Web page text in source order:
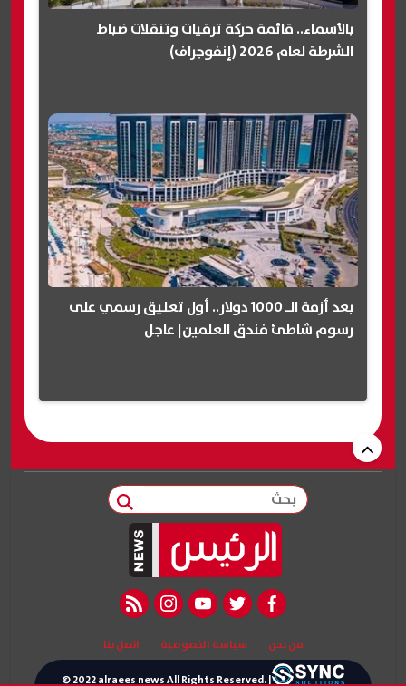
بالأسماء.. قائمة حركة ترقيات وتنقلات ضباط
الشرطة لعام 2026 (إنفوجراف)
بعد أزمة الـ 1000 دولار.. أول تعليق رسمي على
رسوم شاطئ فندق العلمين| عاجل
بحث
facebook
twitter
youtube
instagram
rss feed
من نحن سياسة الخصوصية اتصل بنا
© 2022 alraees news All Rights Reserved. |